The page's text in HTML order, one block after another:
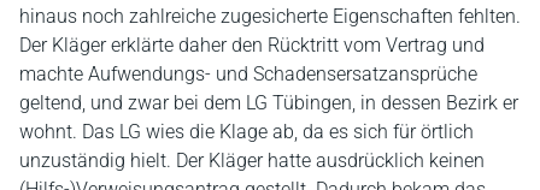
hinaus noch zahlreiche zugesicherte Eigenschaften fehlten.
Der Kläger erklärte daher den Rücktritt vom Vertrag und
machte Aufwendungs- und Schadensersatzansprüche
geltend, und zwar bei dem LG Tübingen, in dessen Bezirk er
wohnt. Das LG wies die Klage ab, da es sich für örtlich
unzuständig hielt. Der Kläger hatte ausdrücklich keinen